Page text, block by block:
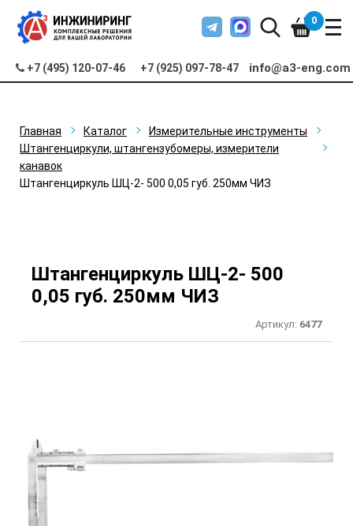
+7 (495) 120-07-46 +7 (925) 097-78-47 info@a3-eng.com
0
Главная Каталог
Измерительные инструменты
Штангенциркули, штангензубомеры, измерители
канавок
Штангенциркуль ШЦ-2- 500 0,05 губ. 250мм ЧИЗ
Штангенциркуль ШЦ-2- 500
0,05 губ. 250мм ЧИЗ
Артикул: 6477